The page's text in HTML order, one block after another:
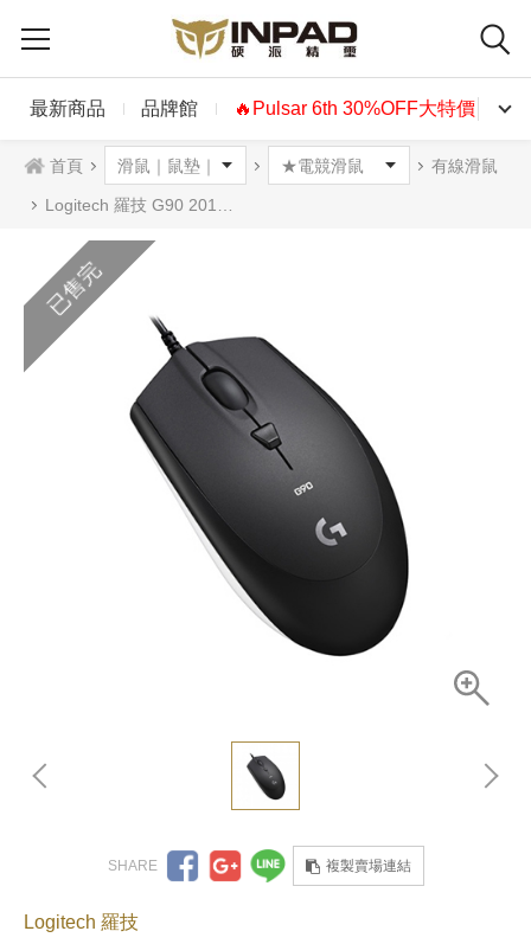
最新商品 品牌館 🔥Pulsar 6th 30%OFF大特價🔥
首頁 有線滑鼠
Logitech 羅技 G90 2017光學滑鼠
已售完
複製賣場連結
Logitech 羅技